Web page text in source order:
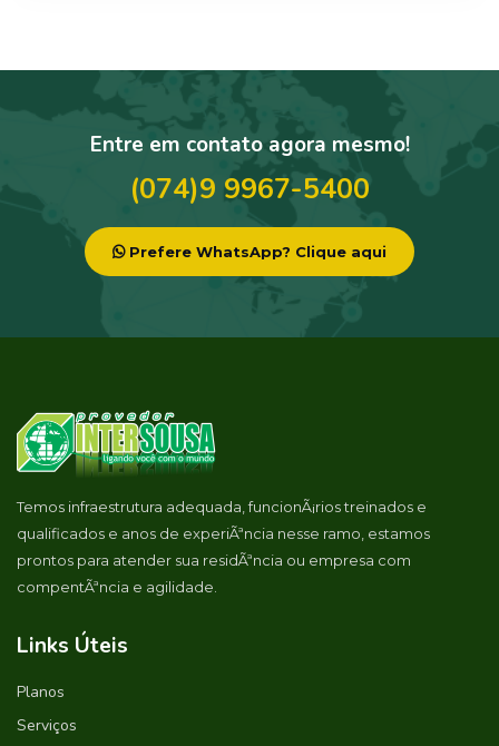
Entre em contato agora mesmo!
(074)9 9967-5400
Prefere WhatsApp? Clique aqui
Temos infraestrutura adequada, funcionÃ¡rios treinados e
qualificados e anos de experiÃªncia nesse ramo, estamos
prontos para atender sua residÃªncia ou empresa com
compentÃªncia e agilidade.
Links Úteis
Planos
Serviços